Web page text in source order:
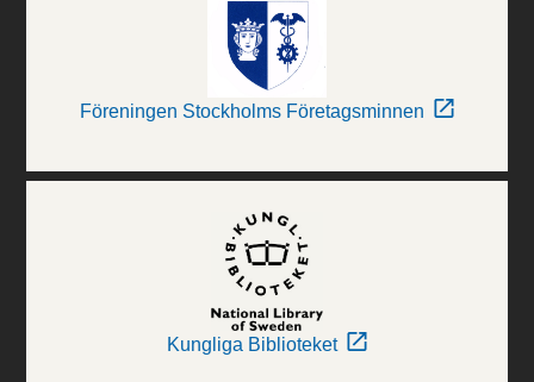
Föreningen Stockholms Företagsminnen
Kungliga Biblioteket